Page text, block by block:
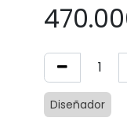
Diseñador